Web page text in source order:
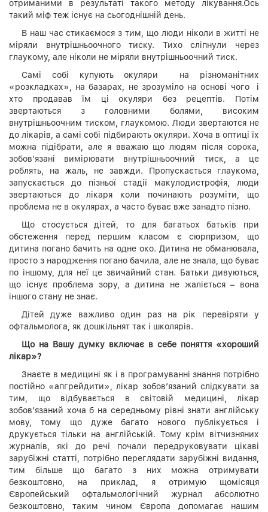
отриманими в результаті такого методу лікування.Ось
такий міф теж існує на сьогоднішній день.
В наш час стикаємося з тим, що люди ніколи в житті не
міряли внутрішньоочного тиску. Тихо сліпнули через
глаукому, але ніколи не міряли внутрішньоочний тиск.
Самі собі купують окуляри на різноманітних
«розкладках», на базарах, не зрозуміло на основі чого і
хто продавав їм ці окуляри без рецептів. Потім
звертаються з головними болями, високим
внутрішньоочним тиском, глаукомою. Люди звертаются не
до лікарів, а самі собі підбирають окуляри. Хоча в оптиці їх
можна підібрати, але я вважаю що людям після сорока,
зобов’язані вимірювати внутрішньоочний тиск, а це
роблять, на жаль, не завжди. Пропускається глаукома,
запускається до пізньої стадії макулодистрофія, люди
звертаються до лікаря коли починають розуміти, що
проблема не в окулярах, а часто буває вже занадто пізно.
Що стосується дітей, то для багатьох батьків при
обстеження перед першим класом є сюрпризом, що
дитина погано бачить на одне око. Дитина не обманювала,
просто з народження погано бачила, але не знала, що буває
по іншому, для неї це звичайний стан. Батьки дивуються,
що існує проблема зору, а дитина не жаліється – вона
іншого стану не знає.
Дітей дуже важливо один раз на рік перевіряти у
офтальмолога, як дошкільнят так і школярів.
Що на Вашу думку включає в себе поняття «хороший
лікар»?
Знаєте в медицині як і в програмуванні знання потрібно
постійно «апгрейдити», лікар зобов’язаний слідкувати за
тим, що відбувається в світовій медицині, лікар
зобов’язаний хоча б на середньому рівні знати англійську
мову, тому що дуже багато нового публікується і
друкується тільки на англійській. Тому крім вітчизняних
журналів, які до речі почали передруковувати цікаві
зарубіжні статті, потрібно переглядати зарубіжні видання,
тим більше що багато з них можна отримувати
безкоштовно, на приклад, я отримую щомісяця
Європейський офтальмологічний журнал абсолютно
безкоштовно, таким чином Європа допомагає нашим